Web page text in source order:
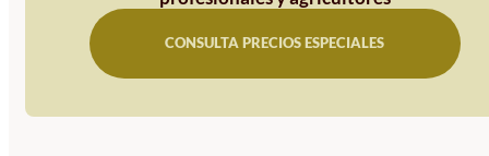
CONSULTA PRECIOS ESPECIALES